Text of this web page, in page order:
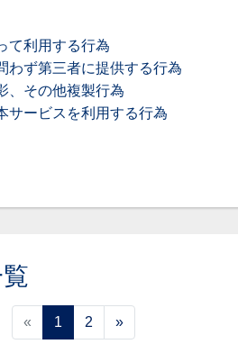
て利用する行為
わず第三者に提供する行為
、その他複製行為
サービスを利用する行為
« 1 2 »